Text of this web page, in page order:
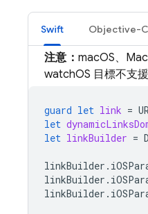
Swift Objective-C
注意： macOS、
watchOS 目標不支
guard let link =
let
let linkBuilder =
linkBuilder .
linkBuilder .
linkBuilder .